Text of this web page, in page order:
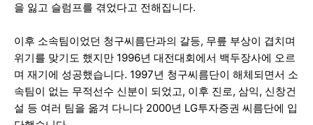
을 잃고 슬럼프를 겪었다고 전해집니다.
이후 소속팀이었던 청구씨름단과의 갈등, 무릎 부상이 겹치며
위기를 맞기도 했지만 1996년 대전대회에서 백두장사에 오르
며 재기에 성공했습니다. 1997년 청구씨름단이 해체되면서 소
속팀이 없는 무적선수 신분이 되었고, 이후 진로, 삼익, 신창건
설 등 여러 팀을 옮겨 다니다 2000년 LG투자증권 씨름단에 입